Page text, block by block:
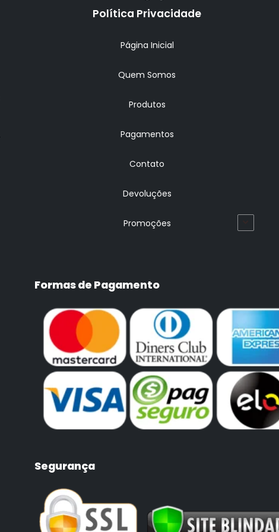
Política Privacidade
Página Inicial
Quem Somos
Produtos
Pagamentos
Contato
Devoluções
Promoções
Formas de Pagamento
Segurança